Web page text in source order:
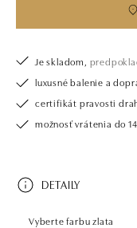
Je skladom,
luxusné balenie a
certifikát pravosti
možnosť vrátenia do
DETAILY
Vyberte farbu zlata